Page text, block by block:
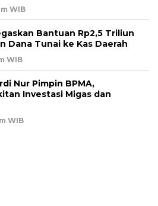
WIB
Bantuan Rp2,5 Triliun
Dana Tunai ke Kas Daerah
WIB
Nur Pimpin BPMA,
Investasi Migas dan
WIB